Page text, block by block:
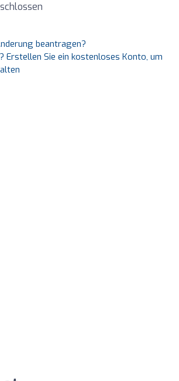
beantragen?
Erstellen Sie ein kostenloses Konto, um